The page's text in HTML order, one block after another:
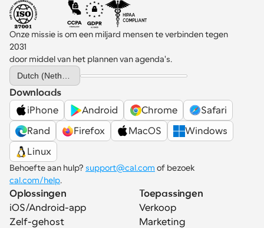
Onze missie is om een miljard mensen te verbinden tegen
2031
door middel van het plannen van agenda's.
Select Language
Downloads
iPhone
Android Chrome
Safari
Rand
Firefox MacOS
Windows
Linux
Behoefte aan hulp? support@cal.com
cal.com/help.
Oplossingen
iOS/Android-app
Zelf-gehost
Toepassingen
Verkoop
Marketing